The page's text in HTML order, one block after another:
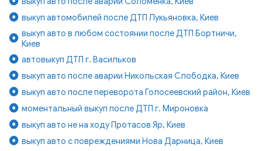
выкуп автомобилей после ДТП Лукьяновка, Киев
выкуп авто в любом состоянии после ДТП Бортничи,
Киев
автовыкуп ДТП г. Васильков
выкуп авто после аварии Никольская Слободка, Киев
выкуп авто после переворота Голосеевский район, Киев
моментальный выкуп после ДТП г. Мироновка
выкуп авто не на ходу Протасов Яр, Киев
выкуп авто с повреждениями Нова Дарница, Киев